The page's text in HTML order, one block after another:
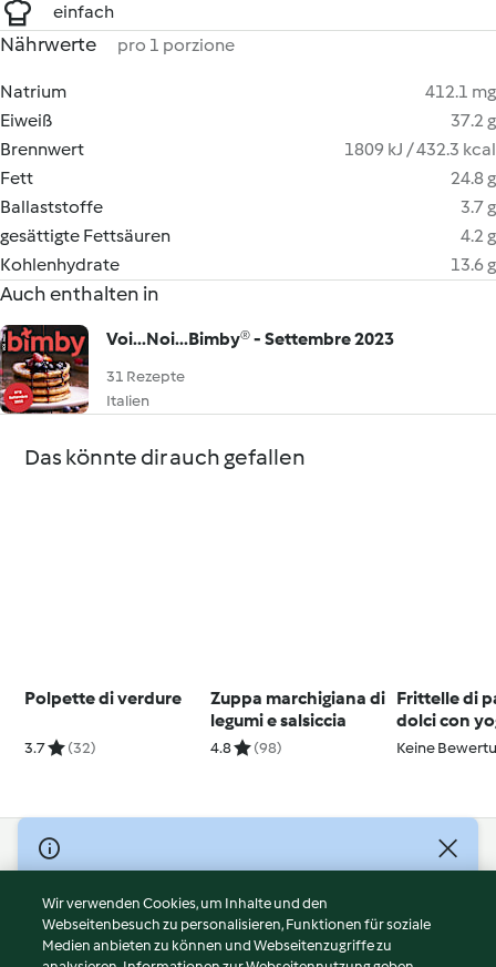
einfach
Nährwerte pro 1 porzione
Natrium
412.1 mg
Eiweiß
37.2 g
Brennwert
1809 kJ / 432.3 kcal
Fett
24.8 g
Ballaststoffe
3.7 g
gesättigte Fettsäuren
4.2 g
Kohlenhydrate
13.6 g
Auch enthalten in
Voi...Noi...Bimby® - Settembre 2023
31 Rezepte
Italien
Das könnte dir auch gefallen
Polpette di verdure
3.7 (32)
Zuppa marchigiana di
legumi e salsiccia
4.8 (98)
Frittelle di
dolci con
greco e
Keine
© Copyright 2026
Nutzungsbedingungen
Datenschutzrichtlinien
Disclaimer
Wir verwenden Cookies, um Inhalte und den
Webseitenbesuch zu personalisieren, Funktionen für soziale
Medien anbieten zu können und Webseitenzugriffe zu